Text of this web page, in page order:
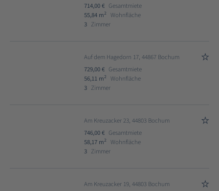
714,00 € Gesamtmiete
55,84 m2
Wohnfläche
3 Zimmer
Auf dem Hagedorn 17, 44867 Bochum
729,00 € Gesamtmiete
56,11 m2
Wohnfläche
3 Zimmer
Am Kreuzacker 23, 44803 Bochum
746,00 € Gesamtmiete
58,17 m2
Wohnfläche
3 Zimmer
Am Kreuzacker 19, 44803 Bochum